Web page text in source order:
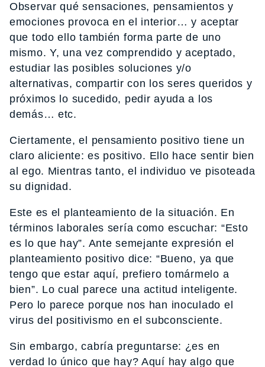
Observar qué sensaciones, pensamientos y
emociones provoca en el interior… y aceptar
que todo ello también forma parte de uno
mismo. Y, una vez comprendido y aceptado,
estudiar las posibles soluciones y/o
alternativas, compartir con los seres queridos y
próximos lo sucedido, pedir ayuda a los
demás… etc.
Ciertamente, el pensamiento positivo tiene un
claro aliciente: es positivo. Ello hace sentir bien
al ego. Mientras tanto, el individuo ve pisoteada
su dignidad.
Este es el planteamiento de la situación. En
términos laborales sería como escuchar: “Esto
es lo que hay”. Ante semejante expresión el
planteamiento positivo dice: “Bueno, ya que
tengo que estar aquí, prefiero tomármelo a
bien”. Lo cual parece una actitud inteligente.
Pero lo parece porque nos han inoculado el
virus del positivismo en el subconsciente.
Sin embargo, cabría preguntarse: ¿es en
verdad lo único que hay? Aquí hay algo que